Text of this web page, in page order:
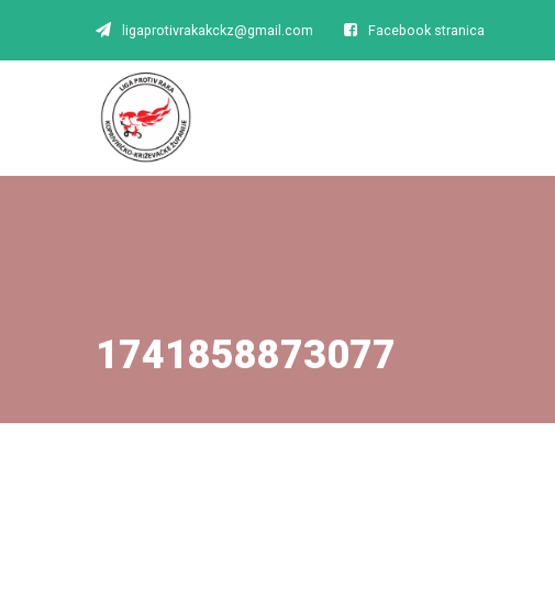
ligaprotivrakakckz@gmail.com Facebook stranica
1741858873077